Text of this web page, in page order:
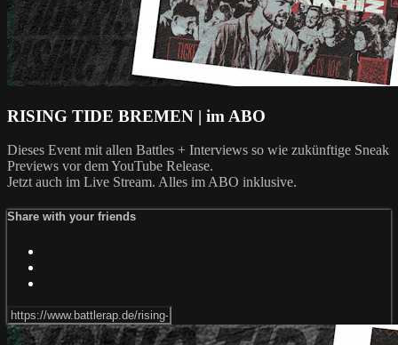
RISING TIDE BREMEN | im ABO
Dieses Event mit allen Battles + Interviews so wie zukünftige Sneak
Previews vor dem YouTube Release.
Jetzt auch im Live Stream. Alles im ABO inklusive.
Share with your friends